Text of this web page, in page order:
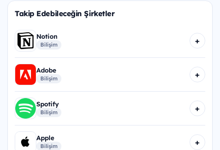
Takip Edebileceğin Şirketler
Notion
Bilişim +
Adobe
Bilişim +
Spotify
Bilişim +
Apple
Bilişim +